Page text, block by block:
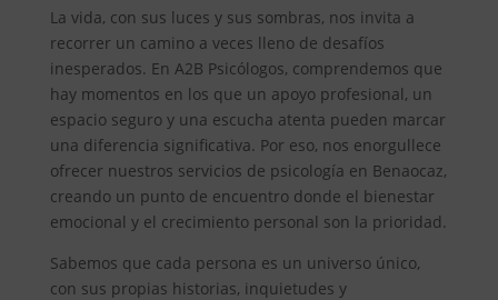
La vida, con sus luces y sus sombras, nos invita a
recorrer un camino a veces lleno de desafíos
inesperados. En A2B Psicólogos, comprendemos que
hay momentos en los que un apoyo profesional, un
espacio seguro y una escucha atenta pueden marcar
una diferencia significativa. Por eso, nos enorgullece
ofrecer nuestros servicios de psicología en Benaocaz,
creando un punto de encuentro donde el bienestar
emocional y el crecimiento personal son la prioridad.
Sabemos que cada persona es un universo único,
con sus propias historias, inquietudes y